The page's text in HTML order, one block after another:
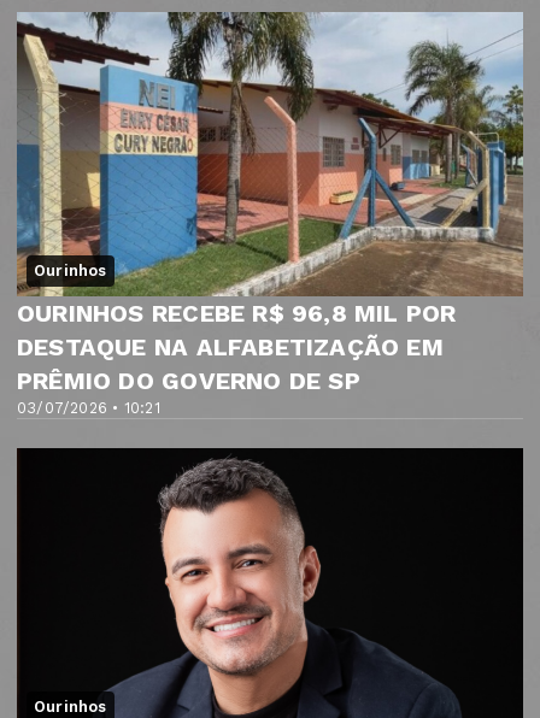
Ourinhos
03/07/2026 • 10:21
OURINHOS RECEBE R$ 96,8 MIL POR
DESTAQUE NA ALFABETIZAÇÃO EM
PRÊMIO DO GOVERNO DE SP
Ourinhos